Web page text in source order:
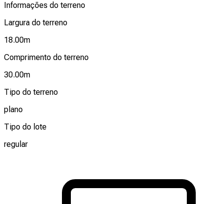
Informações do terreno
Largura do terreno
18.00m
Comprimento do terreno
30.00m
Tipo do terreno
plano
Tipo do lote
regular